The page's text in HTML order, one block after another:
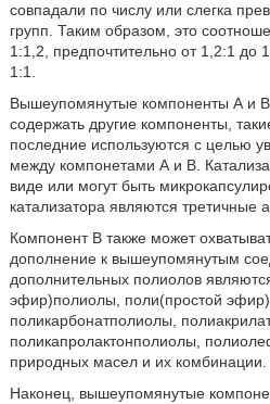
совпадали по числу или слегка
групп. Таким образом, это
1:1,2, предпочтительно от 1,2:1 до
1:1.
Вышеупомянутые компоненты А и В
содержать другие компоненты,
последние используются с целью
между компонетами А и В.
виде или могут быть
катализатора являются третичные
Компонент В также может
дополнение к вышеупомянутым
дополнительных полиолов
эфир)полиолы, поли(простой
поликарбонатполиолы,
поликапролактонполиолы,
природных масел и их комбинации.
Наконец, вышеупомянутые